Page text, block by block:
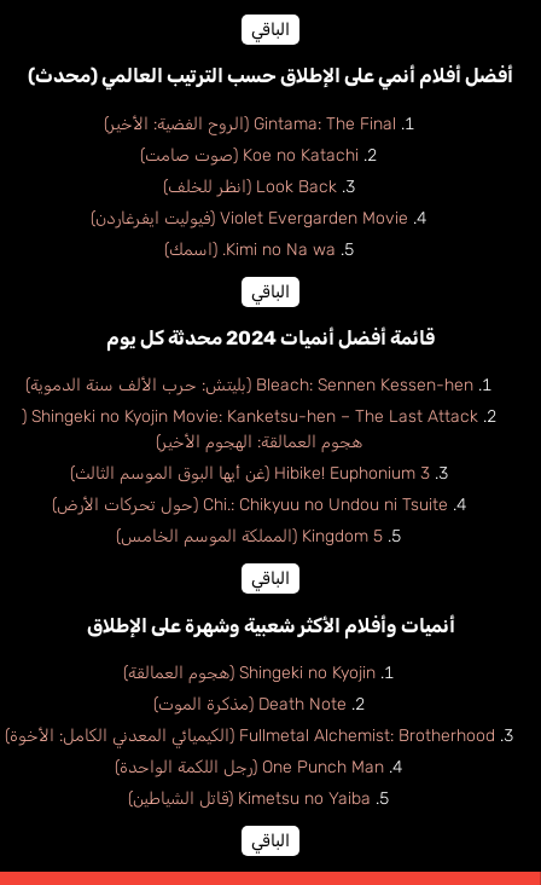
الباقي
أفضل أفلام أنمي على الإطلاق حسب الترتيب العالمي (محدث)
Gintama: The Final (الروح الفضية: الأخير)
Koe no Katachi (صوت صامت)
Look Back (انظر للخلف)
Violet Evergarden Movie (فيوليت ايفرغاردن)
Kimi no Na wa. (اسمك)
الباقي
قائمة أفضل أنميات 2024 محدثة كل يوم
Bleach: Sennen Kessen-hen (بليتش: حرب الألف سنة الدموية)
Shingeki no Kyojin Movie: Kanketsu-hen – The Last Attack (
هجوم العمالقة: الهجوم الأخير)
Hibike! Euphonium 3 (غن أيها البوق الموسم الثالث)
Chi.: Chikyuu no Undou ni Tsuite (حول تحركات الأرض)
Kingdom 5 (المملكة الموسم الخامس)
الباقي
أنميات وأفلام الأكثر شعبية وشهرة على الإطلاق
Shingeki no Kyojin (هجوم العمالقة)
Death Note (مذكرة الموت)
Fullmetal Alchemist: Brotherhood (الكيميائي المعدني الكامل: الأخوة)
One Punch Man (رجل اللكمة الواحدة)
Kimetsu no Yaiba (قاتل الشياطين)
الباقي